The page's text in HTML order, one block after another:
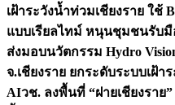
เฝ้าระวังน้ำท่วมเชียงราย ใช้
แบบเรียลไทม์ หนุนชุมชนรับ
ส่งมอบนวัตกรรม Hydro
จ.เชียงราย ยกระดับระบบเฝ้
AIวช. ลงพื้นที่ “ฝายเชียงรา